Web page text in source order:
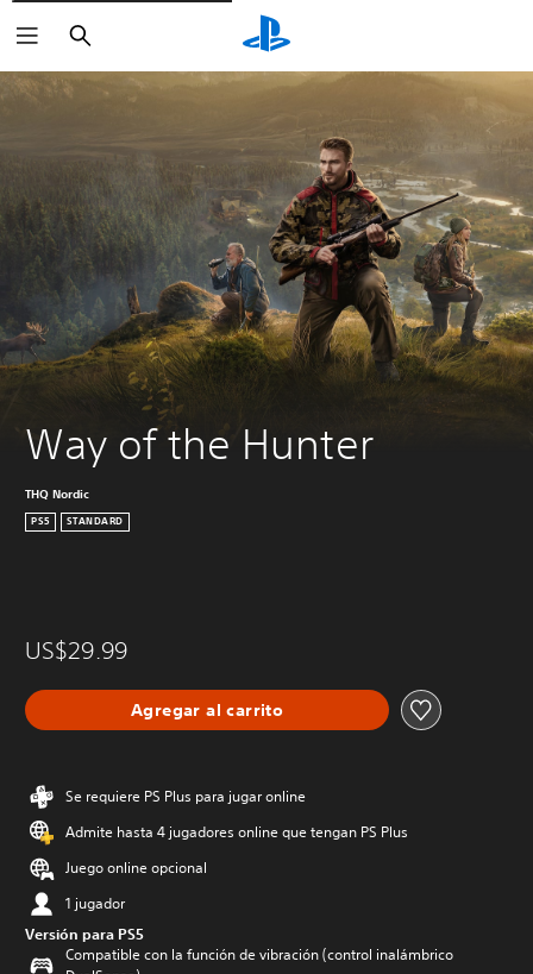
Buscar
Way of the Hunter
THQ Nordic
PS5 STANDARD
US$29.99
Agregar al carrito
Se requiere PS Plus para jugar online
Admite hasta 4 jugadores online que tengan PS Plus
Juego online opcional
1 jugador
Versión para PS5
Compatible con la función de vibración (control inalámbrico